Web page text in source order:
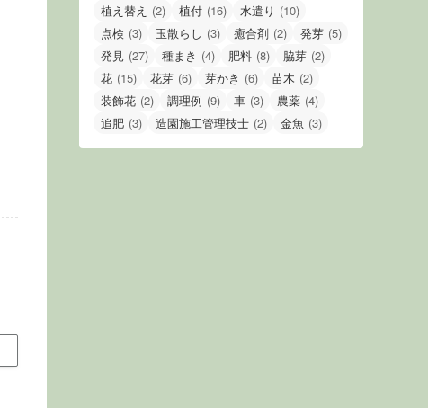
植え替え (2) 植付 (16) 水遣り (10)
点検 (3) 玉散らし (3) 癒合剤 (2) 発芽 (5)
発見 (27) 種まき (4) 肥料 (8) 脇芽 (2)
花 (15) 花芽 (6) 芽かき (6) 苗木 (2)
装飾花 (2) 調理例 (9) 車 (3) 農薬 (4)
追肥 (3) 造園施工管理技士 (2) 金魚 (3)